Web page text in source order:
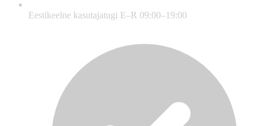
Eestikeelne kasutajatugi E–R 09:00–19:00